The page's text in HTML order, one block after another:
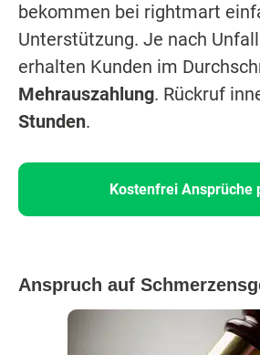
bekommen bei rightmart
Unterstützung. Je nach
erhalten Kunden im
Mehrauszahlung. Rückruf
Stunden.
Kostenfrei Ansprüche
Anspruch auf